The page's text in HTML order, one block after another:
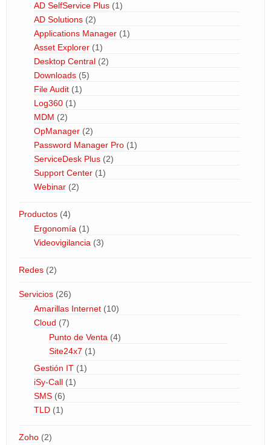
AD SelfService Plus (1)
AD Solutions (2)
Applications Manager (1)
Asset Explorer (1)
Desktop Central (2)
Downloads (5)
File Audit (1)
Log360 (1)
MDM (2)
OpManager (2)
Password Manager Pro (1)
ServiceDesk Plus (2)
Support Center (1)
Webinar (2)
Productos (4)
Ergonomía (1)
Videovigilancia (3)
Redes (2)
Servicios (26)
Amarillas Internet (10)
Cloud (7)
Punto de Venta (4)
Site24x7 (1)
Gestión IT (1)
iSy-Call (1)
SMS (6)
TLD (1)
Zoho (2)